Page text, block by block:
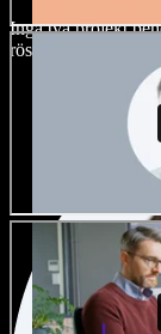
Inga två projekt
röster och accenter